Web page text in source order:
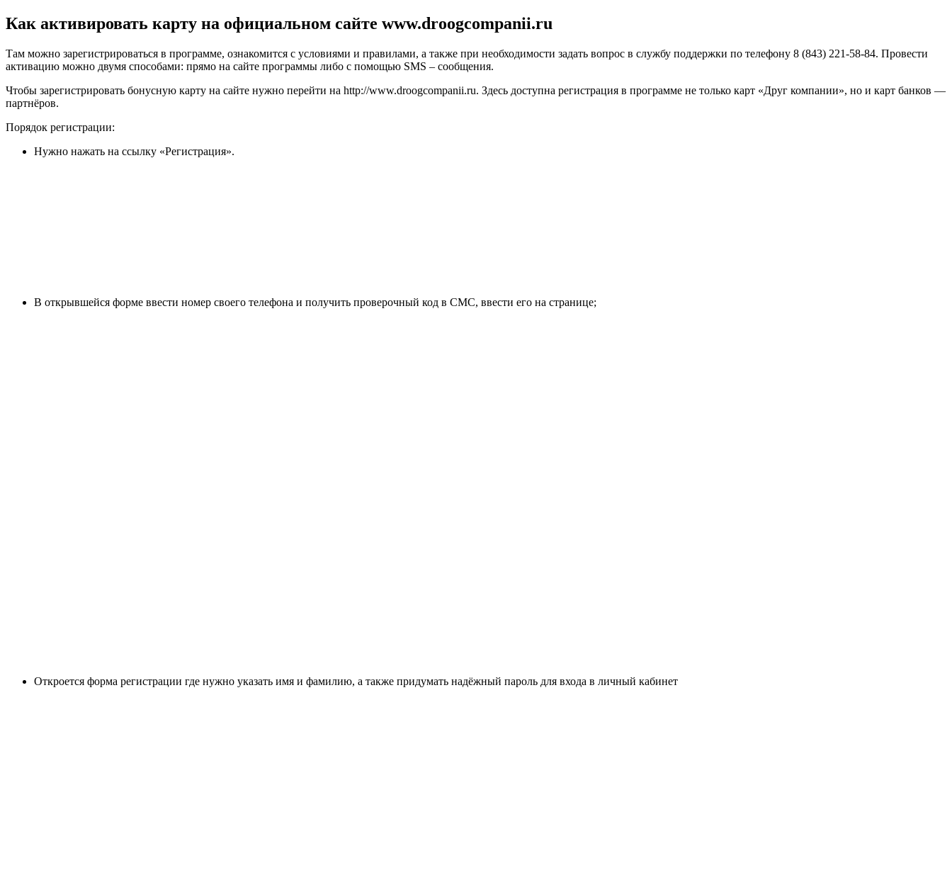
Как активировать карту на официальном сайте www.droogcompanii.ru
Там можно зарегистрироваться в программе, ознакомится с условиями и правилами, а также при необходимости задать вопрос в службу поддержки по телефону 8 (843) 221-58-84. Провести
активацию можно двумя способами: прямо на сайте программы либо с помощью SMS – сообщения.
Чтобы зарегистрировать бонусную карту на сайте нужно перейти на http://www.droogcompanii.ru. Здесь доступна регистрация в программе не только карт «Друг компании», но и карт банков —
партнёров.
Порядок регистрации:
Нужно нажать на ссылку «Регистрация».
В открывшейся форме ввести номер своего телефона и получить проверочный код в СМС, ввести его на странице;
Откроется форма регистрации где нужно указать имя и фамилию, а также придумать надёжный пароль для входа в личный кабинет